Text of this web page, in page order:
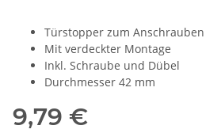
Türstopper zum Anschrauben
Mit verdeckter Montage
Inkl. Schraube und Dübel
Durchmesser 42 mm
9,79 €